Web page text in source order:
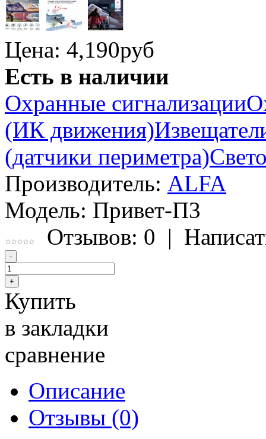
Цена: 4,190руб
Есть в наличии
Охранные сигнализации
(ИК движения)
(датчики периметра)
Производитель: ALFA
Модель: Привет-П3
Отзывов: 0 |
Купить
в закладки
сравнение
Описание
Отзывы (0)